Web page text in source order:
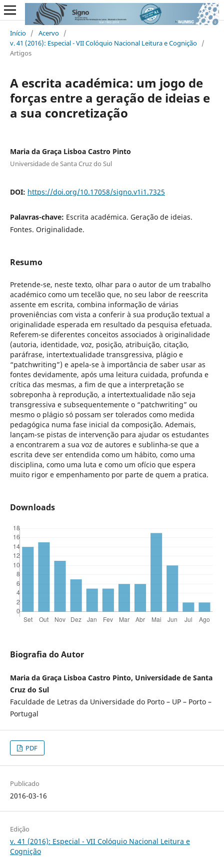
Início / Acervo /
v. 41 (2016): Especial - VII Colóquio Nacional Leitura e Cognição /
Artigos
A escrita académica: um jogo de
forças entre a geração de ideias e
a sua concretização
Maria da Graça Lisboa Castro Pinto
Universidade de Santa Cruz do Sul
DOI: https://doi.org/10.17058/signo.v1i1.7325
Palavras-chave: Escrita académica. Geração de ideias.
Fontes. Originalidade.
Resumo
Pretende-se, neste texto, olhar para o autor de um trabalho
académico como um tecelão que, no seu labor de reescrita
assente em escrita, combina informação de várias
proveniências com vista a conferir à sua produção textual a
originalidade esperada em resultado da pesquisa efetuada.
Referem-se diferentes conceitos associados à originalidade
(autoria, identidade, voz, posição, atribuição, citação,
paráfrase, intertextualidade transgressiva, plágio e
“patchwriting”) e apela-se à importância de saber usar as
fontes devidamente, após uma leitura cuidada, profunda e
crítica das mesmas, a fim de que a interpretação se
sobreponha à reprodução, a intertextualidade não seja
transgressiva e subsequentemente o “patchwriting” ou
mesmo o plágio só possam ser tolerados como medida
pedagógica numa fase inicial da composição. Ademais,
lançam-se pistas de intervenção para ajudar os estudantes
a encontrarem a sua voz de autores e sublinha-se que a
escrita deve ser entendida como um hábito, como uma
disciplina, como uma luta e como um ofício que espera
muito rigor e empenhamento por parte de quem a pratica.
Downloads
Biografia do Autor
Maria da Graça Lisboa Castro Pinto, Universidade de Santa
Cruz do Sul
Faculdade de Letras da Universidade do Porto – UP – Porto –
Portugal
PDF
Publicado
2016-03-16
Edição
v. 41 (2016): Especial - VII Colóquio Nacional Leitura e
Cognição